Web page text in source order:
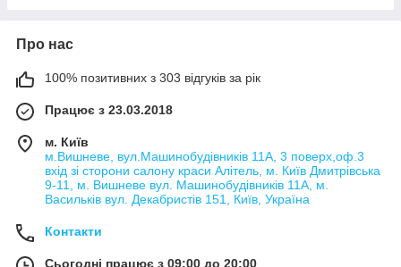
Про нас
100% позитивних з 303 відгуків за рік
Працює з 23.03.2018
м. Київ
м.Вишневе, вул.Машинобудівників 11А, 3 поверх,оф.3
вхід зі сторони салону краси Алітель, м. Київ Дмитрівська
9-11, м. Вишневе вул. Машинобудівників 11А, м.
Васильків вул. Декабристів 151, Київ, Україна
Контакти
Сьогодні працює з 09:00 до 20:00